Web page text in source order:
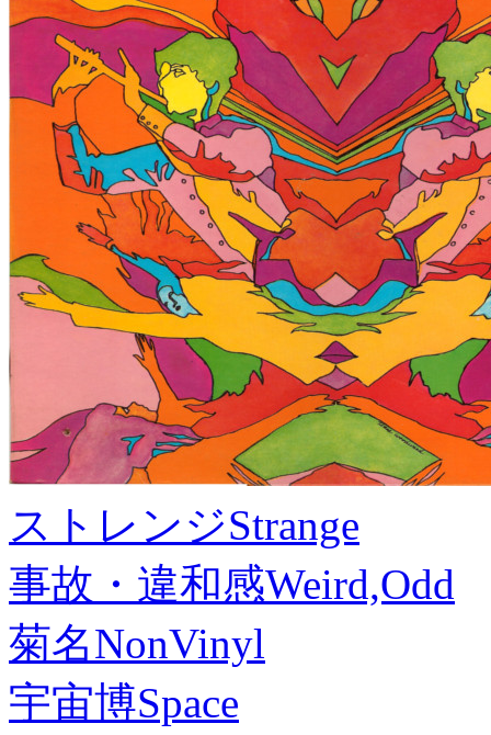
ストレンジStrange
事故・違和感Weird,Odd
菊名NonVinyl
宇宙博Space